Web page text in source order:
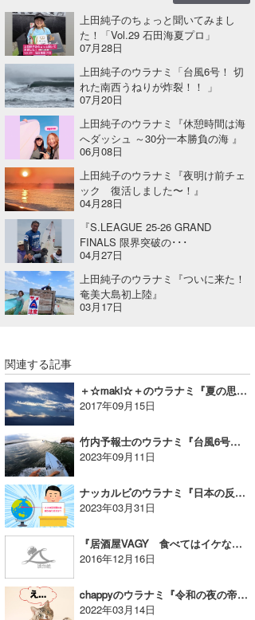
上田純子のちょっと聞いてみまし
た！「Vol.29 石田海夏プロ」
07月28日
上田純子のウラナミ「台風6号！ 切
れた南西うねりが炸裂！！ 」
07月20日
上田純子のウラナミ『休憩時間は海
へダッシュ ～30分一本勝負の海 』
06月08日
上田純子のウラナミ『夜明け前チェ
ック 復活しました〜！』
04月28日
『S.LEAGUE 25-26 GRAND
FINALS 限界突破の･･･
04月27日
上田純子のウラナミ『ついに来た！
奄美大島初上陸』
03月17日
関連する記事
＋☆maki☆＋のウラナミ『夏の思い出ぽろぽろ』
2017年09月15日
竹内予報士のウラナミ『台風6号と7号』
2023年09月11日
ナッカルビのウラナミ『日本の反対側はどこ？』
2023年03月31日
『居酒屋VAGY 食べてはイケないものほど美味しい』
2016年12月16日
chappyのウラナミ『令和の夜の帝王に挑んでみた』
2022年03月14日